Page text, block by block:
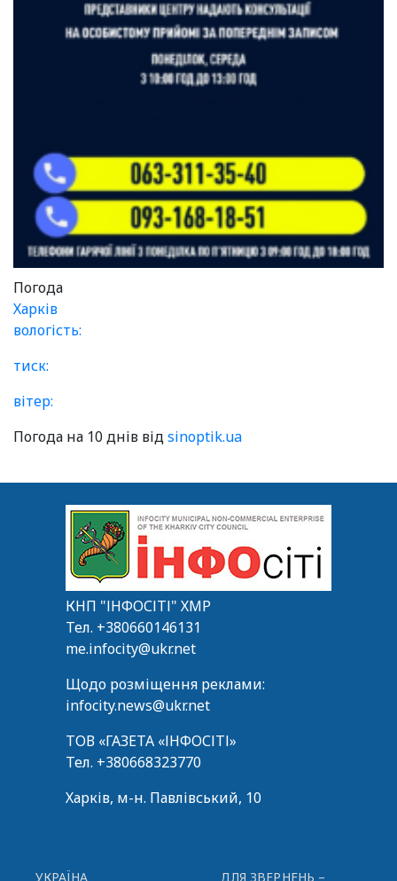
Погода
Харків
вологість:
тиск:
вітер:
Погода на 10 днів відsinoptik.ua
КНП "ІНФОСІТІ" ХМР
Тел. +380660146131
me.infocity@ukr.net
Щодо розміщення реклами:
infocity.news@ukr.net
ТОВ «ГАЗЕТА «ІНФОСІТІ»
Тел. +380668323770
Харків, м-н. Павлівський, 10
УКРАЇНА ДЛЯ ЗВЕРНЕНЬ –